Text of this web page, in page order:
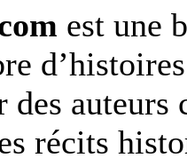
est une
des
récits